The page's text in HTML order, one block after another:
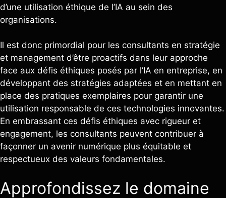
d’une utilisation éthique de l’IA au sein des
organisations.
Il est donc primordial pour les consultants en stratégie
et management d’être proactifs dans leur approche
face aux défis éthiques posés par l’IA en entreprise, en
développant des stratégies adaptées et en mettant en
place des pratiques exemplaires pour garantir une
utilisation responsable de ces technologies innovantes.
En embrassant ces défis éthiques avec rigueur et
engagement, les consultants peuvent contribuer à
façonner un avenir numérique plus équitable et
respectueux des valeurs fondamentales.
Approfondissez le domaine